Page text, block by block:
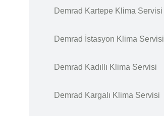
Demrad Kartepe Klima Servisi
Demrad İstasyon Klima Servisi
Demrad Kadıllı Klima Servisi
Demrad Kargalı Klima Servisi